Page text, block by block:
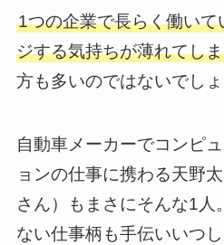
1つの企業で長らく働い
ジする気持ちが薄れてし
方も多いのではないでしょ
自動車メーカーでコンピ
ョンの仕事に携わる天野
さん）もまさにそんな1人
ない仕事柄も手伝いいつ